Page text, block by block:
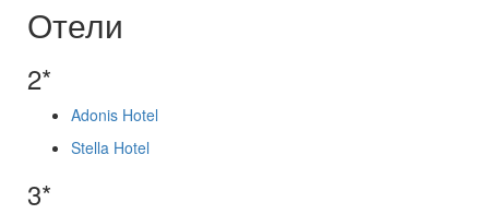
Отели
2*
Adonis Hotel
Stella Hotel
3*